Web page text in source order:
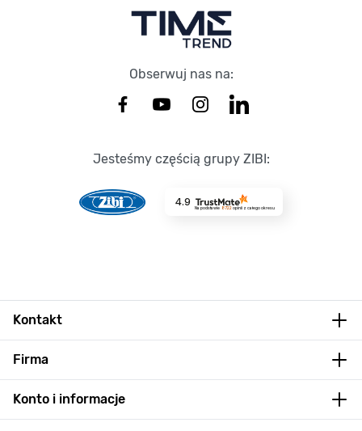
Obserwuj nas na:
Jesteśmy częścią grupy ZIBI:
4.9
Na podstawie 8722opinii z całego okresu
Kontakt
Firma
Konto i informacje